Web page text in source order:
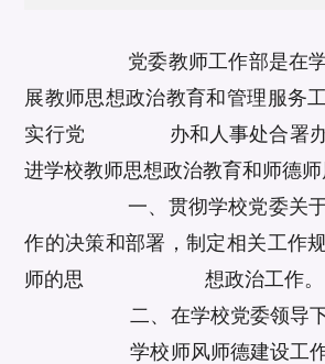
党委教师工作部是在
展教师思想政治教育和管理服务
实行党 办和人事处合署办
进学校教师思想政治教育和师德师
一、贯彻学校党委关
作的决策和部署，制定相关工作
师的思
想政治工作。
二、在学校党委领导
学校师风师德建设工